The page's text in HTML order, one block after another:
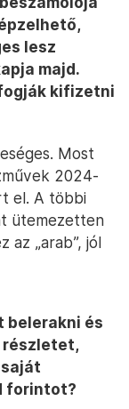
lesz
majd.
kifizetni
Most
2024-
el. A többi
ütemezetten
az „arab”, jól
belerakni és
részletet,
saját
forintot?